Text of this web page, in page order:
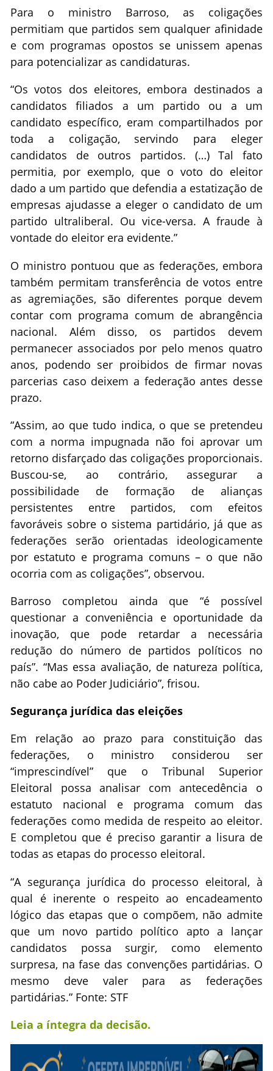
Para o ministro Barroso, as coligações
permitiam que partidos sem qualquer afinidade
e com programas opostos se unissem apenas
para potencializar as candidaturas.
“Os votos dos eleitores, embora destinados a
candidatos filiados a um partido ou a um
candidato específico, eram compartilhados por
toda a coligação, servindo para eleger
candidatos de outros partidos. (…) Tal fato
permitia, por exemplo, que o voto do eleitor
dado a um partido que defendia a estatização de
empresas ajudasse a eleger o candidato de um
partido ultraliberal. Ou vice-versa. A fraude à
vontade do eleitor era evidente.”
O ministro pontuou que as federações, embora
também permitam transferência de votos entre
as agremiações, são diferentes porque devem
contar com programa comum de abrangência
nacional. Além disso, os partidos devem
permanecer associados por pelo menos quatro
anos, podendo ser proibidos de firmar novas
parcerias caso deixem a federação antes desse
prazo.
“Assim, ao que tudo indica, o que se pretendeu
com a norma impugnada não foi aprovar um
retorno disfarçado das coligações proporcionais.
Buscou-se, ao contrário, assegurar a
possibilidade de formação de alianças
persistentes entre partidos, com efeitos
favoráveis sobre o sistema partidário, já que as
federações serão orientadas ideologicamente
por estatuto e programa comuns – o que não
ocorria com as coligações”, observou.
Barroso completou ainda que “é possível
questionar a conveniência e oportunidade da
inovação, que pode retardar a necessária
redução do número de partidos políticos no
país”. “Mas essa avaliação, de natureza política,
não cabe ao Poder Judiciário”, frisou.
Segurança jurídica das eleições
Em relação ao prazo para constituição das
federações, o ministro considerou ser
“imprescindível” que o Tribunal Superior
Eleitoral possa analisar com antecedência o
estatuto nacional e programa comum das
federações como medida de respeito ao eleitor.
E completou que é preciso garantir a lisura de
todas as etapas do processo eleitoral.
“A segurança jurídica do processo eleitoral, à
qual é inerente o respeito ao encadeamento
lógico das etapas que o compõem, não admite
que um novo partido político apto a lançar
candidatos possa surgir, como elemento
surpresa, na fase das convenções partidárias. O
mesmo deve valer para as federações
partidárias.” Fonte: STF
Leia a íntegra da decisão.